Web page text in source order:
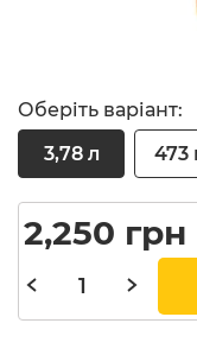
Оберіть варіант:
3,78 л
473
2,250 грн